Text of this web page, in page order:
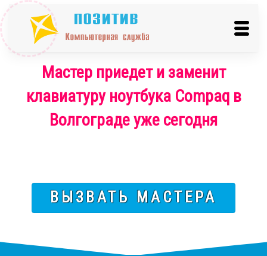
Мастер приедет и заменит
клавиатуру ноутбука Compaq в
Волгограде уже сегодня
ВЫЗВАТЬ МАСТЕРА